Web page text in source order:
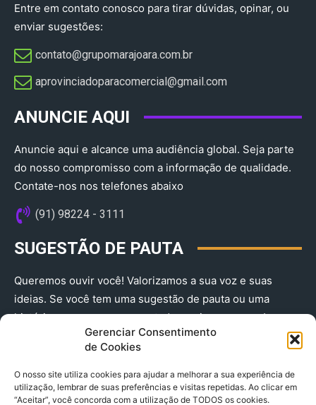
Gerenciar Consentimento
de Cookies
O nosso site utiliza cookies para ajudar a melhorar a sua experiência de
utilização, lembrar de suas preferências e visitas repetidas. Ao clicar em
“Aceitar”, você concorda com a utilização de TODOS os cookies.
Entre em contato conosco para tirar dúvidas, opinar, ou
enviar sugestões:
contato@grupomarajoara.com.br
aprovinciadoparacomercial@gmail.com​
ANUNCIE AQUI
Anuncie aqui e alcance uma audiência global. Seja parte
do nosso compromisso com a informação de qualidade.
Contate-nos nos telefones abaixo
(91) 98224 - 3111
SUGESTÃO DE PAUTA
Queremos ouvir você! Valorizamos a sua voz e suas
ideias. Se você tem uma sugestão de pauta ou uma
história que merece ser contada, envie-nos agora!
(91) 98224 - 3111